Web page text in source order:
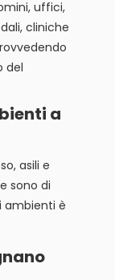
uffici,
cliniche
del
a
asili e
sono di
ambienti è